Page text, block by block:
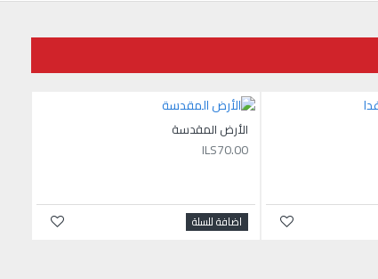
الأرض المقدسة
ILS70.00
اضافة للسلة